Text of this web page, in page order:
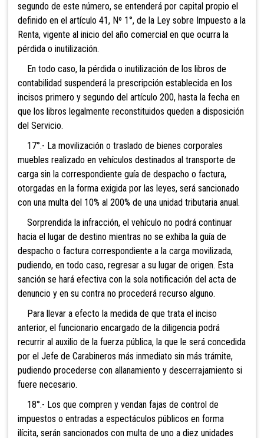
segundo de este número, se entenderá por capital propio el
definido en el artículo 41, Nº 1°, de la Ley sobre Impuesto a la
Renta, vigente al inicio del año comercial en que ocurra la
pérdida o inutilización.
En todo caso, la pérdida o inutilización de los libros de
contabilidad suspenderá la prescripción establecida en los
incisos primero y segundo del artículo 200, hasta la fecha en
que los libros legalmente reconstituidos queden a disposición
del Servicio.
17°.- La movilización o traslado de bienes corporales
muebles realizado en vehículos destinados al transporte de
carga sin la correspondiente guía de despacho o factura,
otorgadas en la forma exigida por las leyes, será sancionado
con una multa del 10% al 200% de una unidad tributaria anual.
Sorprendida la infracción, el vehículo no podrá continuar
hacia el lugar de destino mientras no se exhiba la guía de
despacho o factura correspondiente a la carga movilizada,
pudiendo, en todo caso, regresar a su lugar de origen. Esta
sanción se hará efectiva con la sola notificación del acta de
denuncio y en su contra no procederá recurso alguno.
Para llevar a efecto la medida de que trata el inciso
anterior, el funcionario encargado de la diligencia podrá
recurrir al auxilio de la fuerza pública, la que le será concedida
por el Jefe de Carabineros más inmediato sin más trámite,
pudiendo procederse con allanamiento y descerrajamiento si
fuere necesario.
18°.- Los que compren y vendan fajas de control de
impuestos o entradas a espectáculos públicos en forma
ilícita, serán sancionados con multa de uno a diez unidades